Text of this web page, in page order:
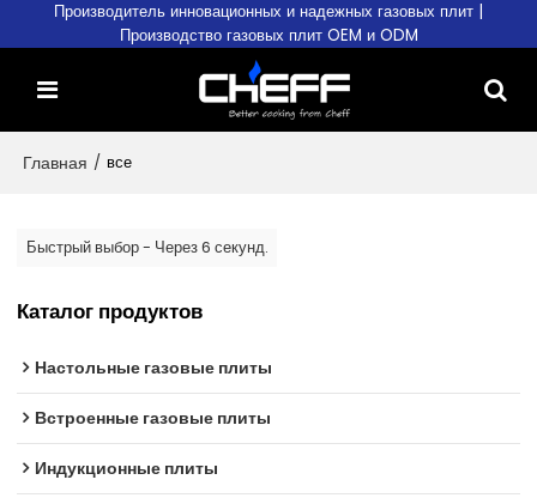
Производитель инновационных и надежных газовых плит |
Производство газовых плит OEM и ODM
Главная / все
Быстрый выбор - Через 6 секунд.
Каталог продуктов
Настольные газовые плиты
Встроенные газовые плиты
Индукционные плиты